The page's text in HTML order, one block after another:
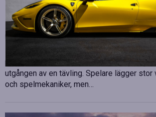
Betydelsen av snabb
sport
Publiceradjuli 10, 2026
E-sport har utvecklats från att vara en
professionell disciplin där varje millisekund
utgången av en tävling. Spelare lägger stor
och spelmekaniker, men…